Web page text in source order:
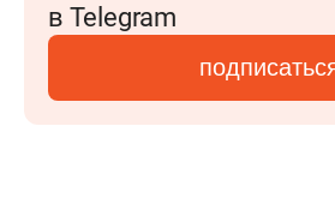
в Telegram